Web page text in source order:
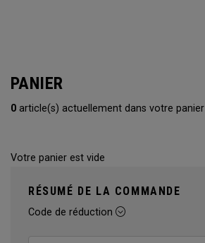
PANIER
0 article(s) actuellement dans votre panier
Votre panier est vide
RÉSUMÉ DE LA COMMANDE
Code de réduction